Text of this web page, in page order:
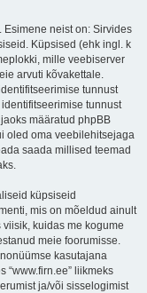
neist on: Sirvides
Küpsised (ehk ingl. k
mille veebiserver
arvuti kõvakettale.
tunnust
tunnust
määratud phpBB
oled oma veebilehitsejaga
saada millised teemad
küpsiseid
mis on mõeldud ainult
kuidas me kogume
meie foorumisse.
kasutajana
“www.firn.ee” liikmeks
ja/või sisselogimist